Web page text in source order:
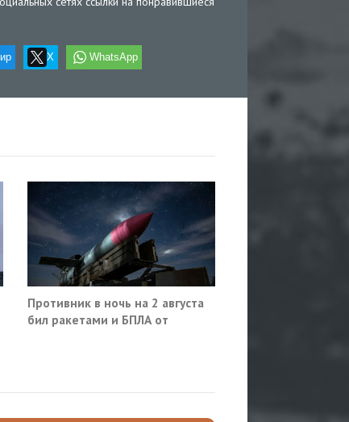
X WhatsApp
Противник в ночь на 2 августа
бил ракетами и БПЛА от